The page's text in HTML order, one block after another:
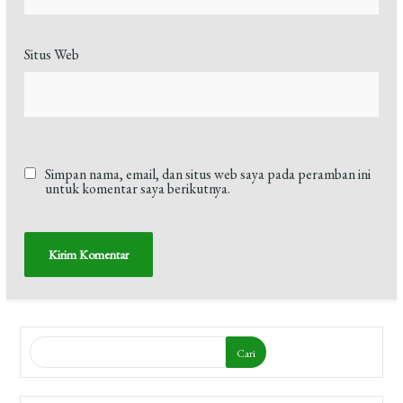
Situs Web
Simpan nama, email, dan situs web saya pada peramban ini
untuk komentar saya berikutnya.
Cari